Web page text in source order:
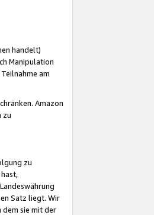
handelt)
Manipulation
am
Amazon
zu
zu
Satz liegt. Wir
dem sie mit der